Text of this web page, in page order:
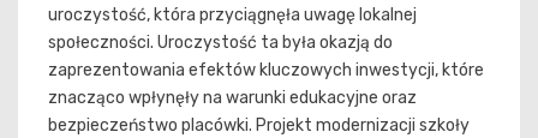
uroczystość, która przyciągnęła uwagę lokalnej
społeczności. Uroczystość ta była okazją do
zaprezentowania efektów kluczowych inwestycji, które
znacząco wpłynęły na warunki edukacyjne oraz
bezpieczeństwo placówki. Projekt modernizacji szkoły